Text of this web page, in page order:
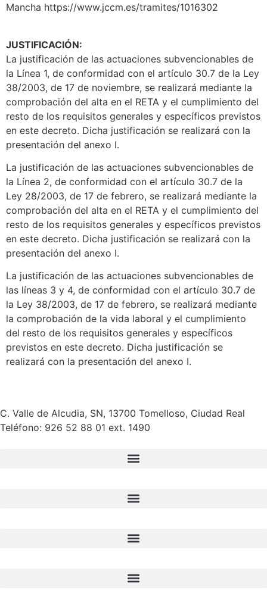
Mancha https://www.jccm.es/tramites/1016302
JUSTIFICACIÓN:
La justificación de las actuaciones subvencionables de
la Línea 1, de conformidad con el artículo 30.7 de la Ley
38/2003, de 17 de noviembre, se realizará mediante la
comprobación del alta en el RETA y el cumplimiento del
resto de los requisitos generales y específicos previstos
en este decreto. Dicha justificación se realizará con la
presentación del anexo I.
La justificación de las actuaciones subvencionables de
la Línea 2, de conformidad con el artículo 30.7 de la
Ley 28/2003, de 17 de febrero, se realizará mediante la
comprobación del alta en el RETA y el cumplimiento del
resto de los requisitos generales y específicos previstos
en este decreto. Dicha justificación se realizará con la
presentación del anexo I.
La justificación de las actuaciones subvencionables de
las líneas 3 y 4, de conformidad con el artículo 30.7 de
la Ley 38/2003, de 17 de febrero, se realizará mediante
la comprobación de la vida laboral y el cumplimiento
del resto de los requisitos generales y específicos
previstos en este decreto. Dicha justificación se
realizará con la presentación del anexo I.
C. Valle de Alcudia, SN, 13700 Tomelloso, Ciudad Real
Teléfono: 926 52 88 01 ext. 1490